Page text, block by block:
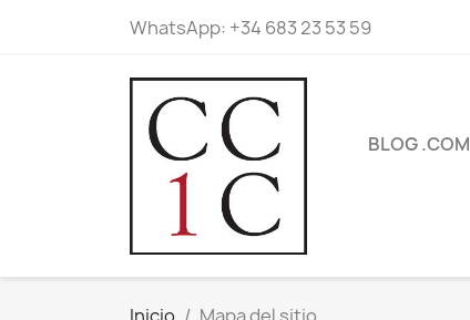
WhatsApp: +34 683 23 53 59
BLOG .COM